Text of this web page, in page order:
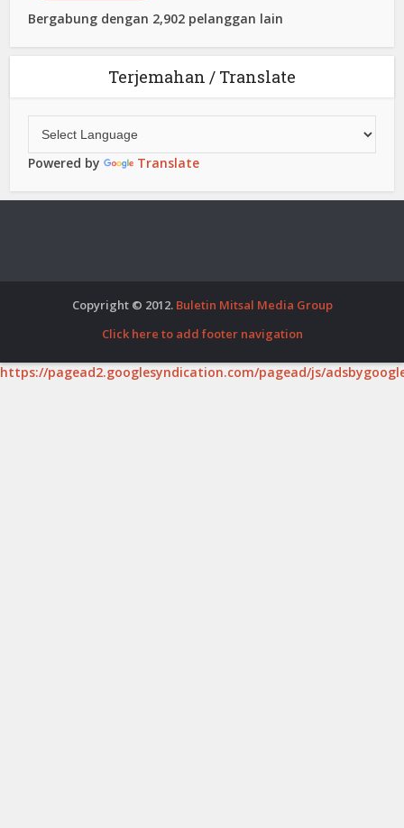
Bergabung dengan 2,902 pelanggan lain
Terjemahan / Translate
Powered by Translate
Copyright © 2012. Buletin Mitsal Media Group
Click here to add footer navigation
https://pagead2.googlesyndication.com/pagead/js/